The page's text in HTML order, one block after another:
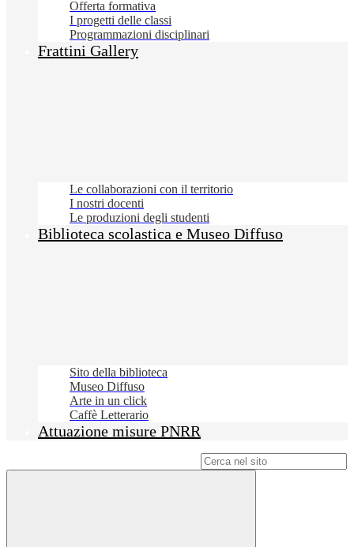
Offerta formativa
I progetti delle classi
Programmazioni disciplinari
Frattini Gallery
Le collaborazioni con il territorio
I nostri docenti
Le produzioni degli studenti
Biblioteca scolastica e Museo Diffuso
Sito della biblioteca
Museo Diffuso
Arte in un click
Caffè Letterario
Attuazione misure PNRR